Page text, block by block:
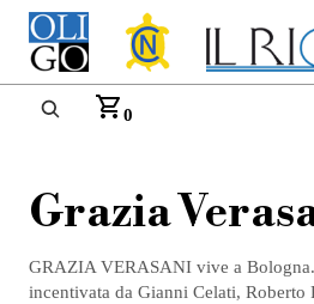
0
Grazia
GRAZIA VERASANI vive a
incentivata da Gianni Celati, Roberto